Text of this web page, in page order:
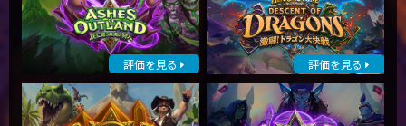
評価を見る 評価を見る